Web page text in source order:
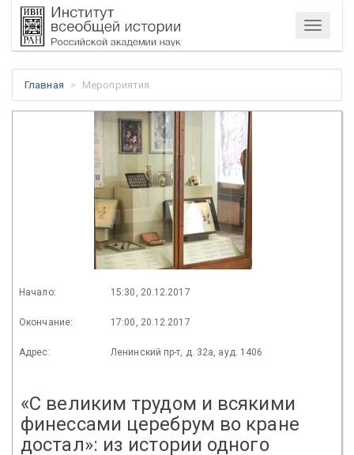
Меню
Главная Мероприятия
Начало: 15:30, 20.12.2017
Окончание: 17:00, 20.12.2017
Адрес: Ленинский пр-т, д. 32а, ауд. 1406
«С великим трудом и всякими
финессами церебрум во кране
достал»: из истории одного